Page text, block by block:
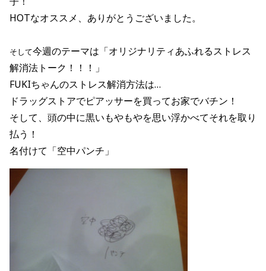
HOTなオススメ、ありがとうございました。
そして今週のテーマは「オリジナリティあふれるストレス
解消法トーク！！！」
FUKIちゃんのストレス解消方法は…
ドラッグストアでピアッサーを買ってお家でバチン！
そして、頭の中に黒いもやもやを思い浮かべてそれを取り
払う！
名付けて「空中パンチ」